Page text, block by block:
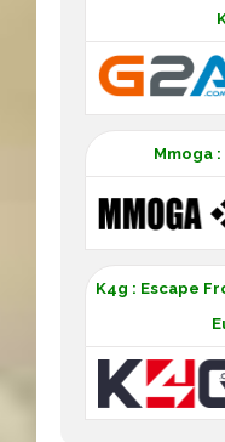
Mmoga
K4g : Escape